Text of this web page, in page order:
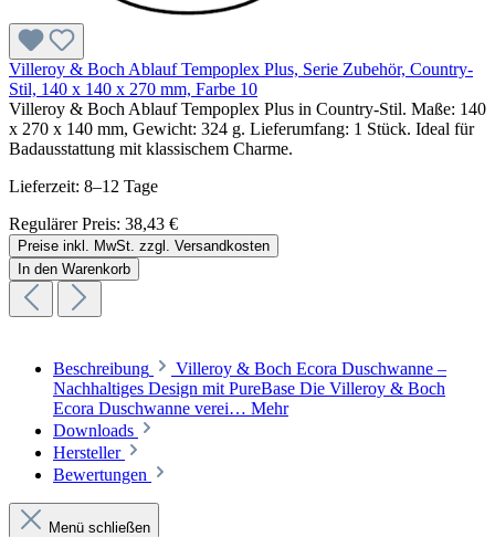
Villeroy & Boch Ablauf Tempoplex Plus, Serie Zubehör, Country-
Stil, 140 x 140 x 270 mm, Farbe 10
Villeroy & Boch Ablauf Tempoplex Plus in Country-Stil. Maße: 140
x 270 x 140 mm, Gewicht: 324 g. Lieferumfang: 1 Stück. Ideal für
Badausstattung mit klassischem Charme.
Lieferzeit: 8–12 Tage
Regulärer Preis: 38,43 €
Preise inkl. MwSt. zzgl. Versandkosten
In den Warenkorb
Beschreibung
Villeroy & Boch Ecora Duschwanne –
Nachhaltiges Design mit PureBase Die Villeroy & Boch
Ecora Duschwanne verei… Mehr
Downloads
Hersteller
Bewertungen
Menü schließen